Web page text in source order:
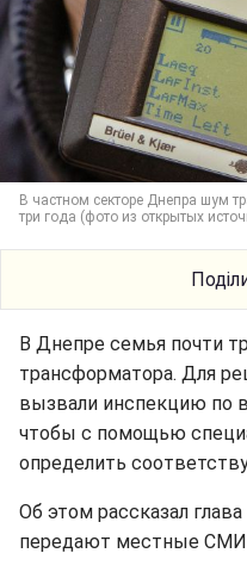
В частном секторе Днепра шум
три года (фото из открытых
В Днепре семья почти
трансформатора. Для
вызвали инспекцию по
чтобы с помощью
определить
Об этом рассказал
передают местные